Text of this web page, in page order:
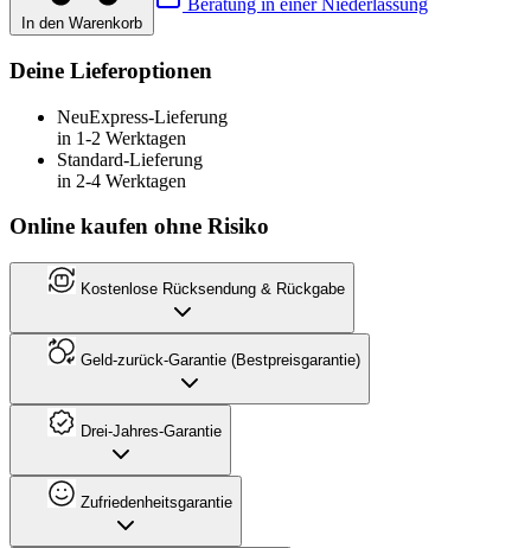
In den Warenkorb
Beratung in einer Niederlassung
Deine Lieferoptionen
NeuExpress-Lieferung
in 1-2 Werktagen
Standard-Lieferung
in 2-4 Werktagen
Online kaufen ohne Risiko
Kostenlose Rücksendung & Rückgabe
Geld-zurück-Garantie (Bestpreisgarantie)
Drei-Jahres-Garantie
Zufriedenheitsgarantie